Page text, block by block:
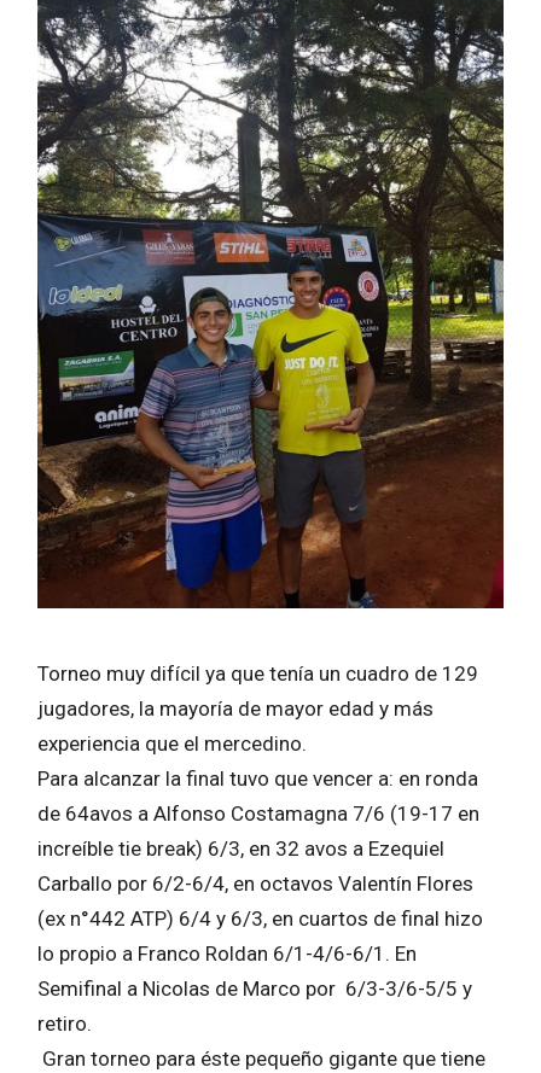
Torneo muy difícil ya que tenía un cuadro de 129
jugadores, la mayoría de mayor edad y más
experiencia que el mercedino.
Para alcanzar la final tuvo que vencer a: en ronda
de 64avos a Alfonso Costamagna 7/6 (19-17 en
increíble tie break) 6/3, en 32 avos a Ezequiel
Carballo por 6/2-6/4, en octavos Valentín Flores
(ex n°442 ATP) 6/4 y 6/3, en cuartos de final hizo
lo propio a Franco Roldan 6/1-4/6-6/1. En
Semifinal a Nicolas de Marco por 6/3-3/6-5/5 y
retiro.
Gran torneo para éste pequeño gigante que tiene